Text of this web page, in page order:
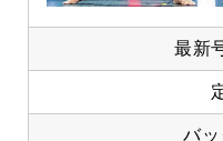
最新
バ